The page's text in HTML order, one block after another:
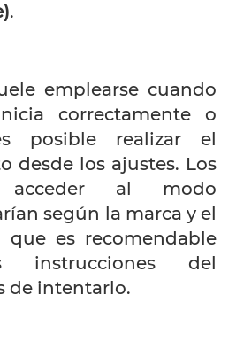
.
emplearse cuando
correctamente o
posible realizar el
desde los ajustes. Los
acceder al modo
según la marca y el
es recomendable
instrucciones del
de intentarlo.